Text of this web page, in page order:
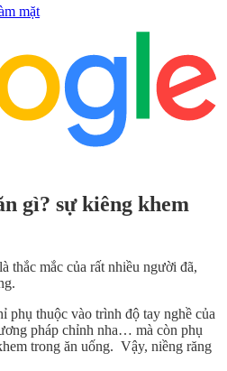
mặt
gì? sự kiêng khem
thắc mắc của rất nhiều người đã,
phụ thuộc vào trình độ tay nghề của
pháp chỉnh nha… mà còn phụ
trong ăn uống. Vậy, niềng răng